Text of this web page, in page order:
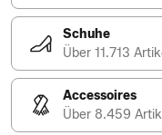
Schuhe
Über 11.713
Accessoires
Über 8.459